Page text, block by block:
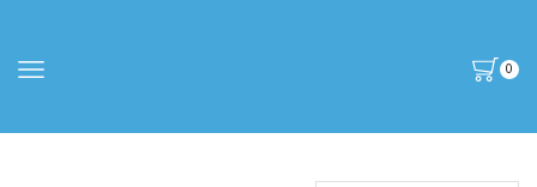
0